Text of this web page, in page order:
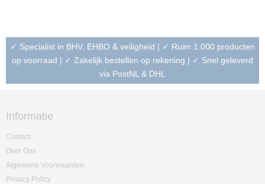
✓ Specialist in BHV, EHBO & veiligheid | ✓ Ruim 1.000 producten
op voorraad | ✓ Zakelijk bestellen op rekening | ✓ Snel geleverd
via PostNL & DHL
Informatie
Contact
Over Ons
Algemene Voorwaarden
Privacy Policy